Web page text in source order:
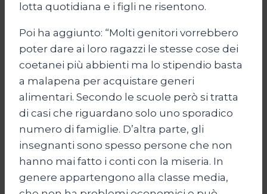
lotta quotidiana e i figli ne risentono.
Poi ha aggiunto: “Molti genitori vorrebbero
poter dare ai loro ragazzi le stesse cose dei
coetanei più abbienti ma lo stipendio basta
a malapena per acquistare generi
alimentari. Secondo le scuole però si tratta
di casi che riguardano solo uno sporadico
numero di famiglie. D’altra parte, gli
insegnanti sono spesso persone che non
hanno mai fatto i conti con la miseria. In
genere appartengono alla classe media,